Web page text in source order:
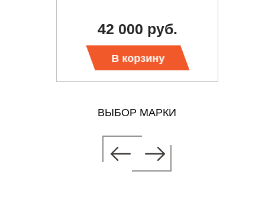
42 000 руб.
В корзину
ВЫБОР МАРКИ